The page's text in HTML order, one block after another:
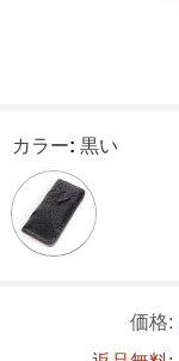
カラー: 黒い
価格: